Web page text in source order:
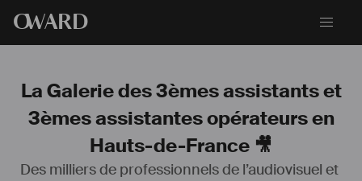
OWARD
La Galerie des 3èmes assistants et
3èmes assistantes opérateurs en
Hauts-de-France 🎥
Des milliers de professionnels de l’audiovisuel et